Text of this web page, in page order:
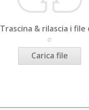
Trascina & rilascia i file
o
Carica file